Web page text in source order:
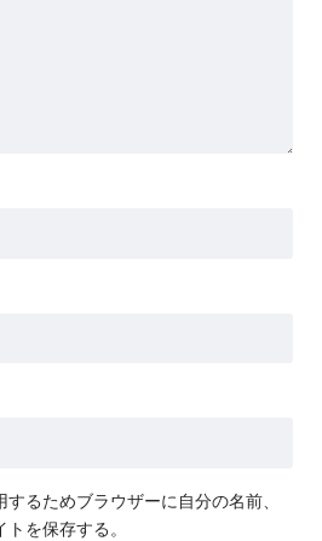
るためブラウザーに自分の名前、
を保存する。